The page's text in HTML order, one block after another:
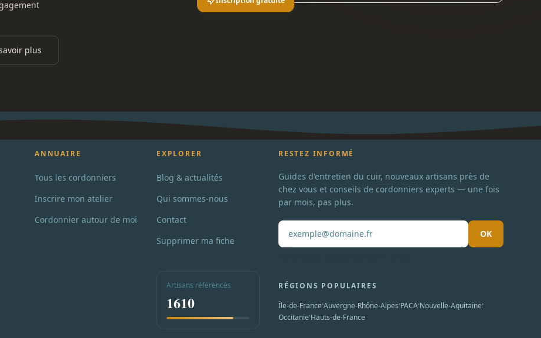
plus
ANNUAIRE
Tous les cordonniers
Inscrire mon atelier
Cordonnier autour de moi
EXPLORER
Blog & actualités
Qui sommes-nous
Contact
Supprimer ma fiche
Artisans référencés
1610
RESTEZ INFORMÉ
Guides d'entretien du cuir, nouveaux artisans près de
chez vous et conseils de cordonniers experts — une fois
par mois, pas plus.
OK
RÉGIONS POPULAIRES
Île-de-France·Auvergne-Rhône-Alpes·PACA·Nouvelle-Aquitaine·
Occitanie·Hauts-de-France